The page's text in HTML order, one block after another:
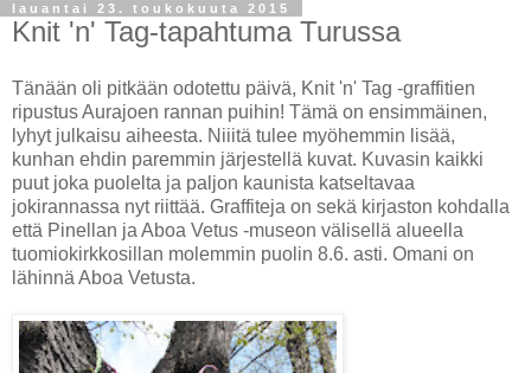
lauantai 23. toukokuuta 2015
Knit 'n' Tag-tapahtuma Turussa
Tänään oli pitkään odotettu päivä, Knit 'n' Tag -graffitien
ripustus Aurajoen rannan puihin! Tämä on ensimmäinen,
lyhyt julkaisu aiheesta. Niiitä tulee myöhemmin lisää,
kunhan ehdin paremmin järjestellä kuvat. Kuvasin kaikki
puut joka puolelta ja paljon kaunista katseltavaa
jokirannassa nyt riittää. Graffiteja on sekä kirjaston kohdalla
että Pinellan ja Aboa Vetus -museon välisellä alueella
tuomiokirkkosillan molemmin puolin 8.6. asti. Omani on
lähinnä Aboa Vetusta.